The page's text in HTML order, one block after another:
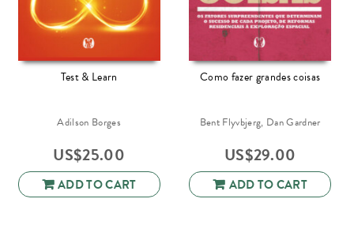
Test & Learn
Adilson Borges
US$25.00
ADD TO CART
Como fazer grandes coisas
Bent Flyvbjerg, Dan Gardner
US$29.00
ADD TO CART